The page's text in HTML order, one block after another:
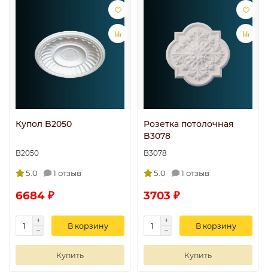
Купол B2050
B2050
5.0 1 отзыв
6684 ₽
В корзину
Купить
Розетка потолочная
B3078
B3078
5.0 1 отзыв
3703 ₽
В корзину
Купить